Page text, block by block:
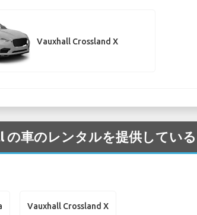
Vauxhall Crossland X
車のレンタルを提供してい
Vauxhall Crossland X